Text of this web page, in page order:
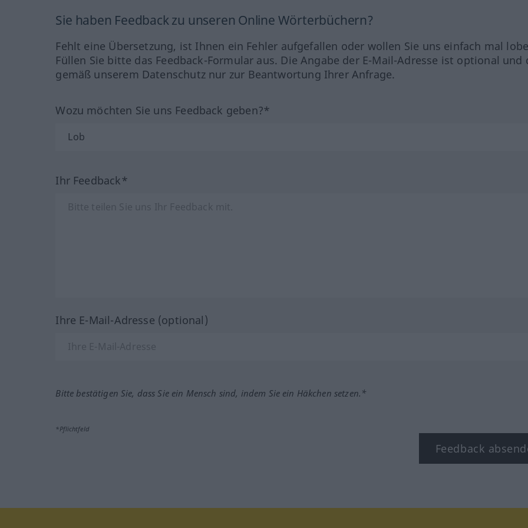
Sie haben Feedback zu unseren Online Wörterbüchern?
Fehlt eine Übersetzung, ist Ihnen ein Fehler aufgefallen oder wollen Sie uns einfach mal
Füllen Sie bitte das Feedback-Formular aus. Die Angabe der E-Mail-Adresse ist optional und
gemäß unserem Datenschutz nur zur Beantwortung Ihrer Anfrage.
Wozu möchten Sie uns Feedback geben?*
Ihr Feedback*
Ihre E-Mail-Adresse (optional)
Bitte bestätigen Sie, dass Sie ein Mensch sind, indem Sie ein Häkchen setzen.*
*Pflichtfeld
Feedback